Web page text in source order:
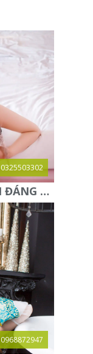
0325503302
QUỲNH ANH_XINH XẮN ĐÁNG YÊU, HÀNG ĐẸP TUYỂN CHỌN
0968872947